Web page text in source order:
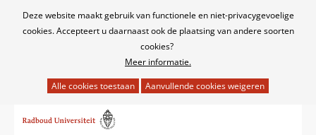
Cookies
Deze website maakt gebruik van functionele en niet-privacygevoelige
cookies. Accepteert u daarnaast ook de plaatsing van andere soorten
cookies?
Meer informatie.
het
naar